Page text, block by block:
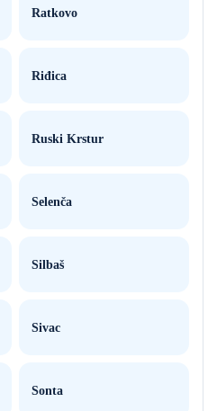
Ratkovo
Riđica
Ruski Krstur
Selenča
Silbaš
Sivac
Sonta